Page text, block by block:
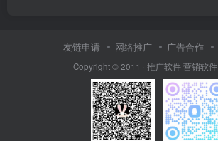
友链申请 网络推广 广告合作
Copyright © 2011 · 推广软件营销软件